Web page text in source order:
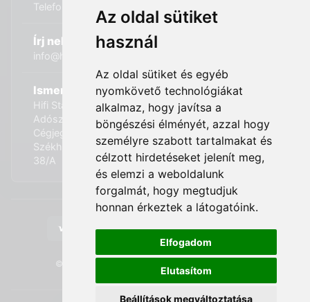
Az oldal sütiket
használ
Az oldal sütiket és egyéb
nyomkövető technológiákat
alkalmaz, hogy javítsa a
böngészési élményét, azzal hogy
személyre szabott tartalmakat és
célzott hirdetéseket jelenít meg,
és elemzi a weboldalunk
forgalmát, hogy megtudjuk
honnan érkeztek a látogatóink.
Elfogadom
Elutasítom
Beállítások megváltoztatása
Telefon: +36 (20) 989-7969
Írj nekünk:
info@hifi-station.hu
Ismerd meg cégünket:
Hifi Station Kft.
Adószám: 13828222-2-42
Cégjegyzékszám: 01-09-875386
Székhely: 1173. Budapest, Csomafalva utca 2. Fszt.
38/A
© 2026 Hifi Station Kft - Minden jog fenntartva.